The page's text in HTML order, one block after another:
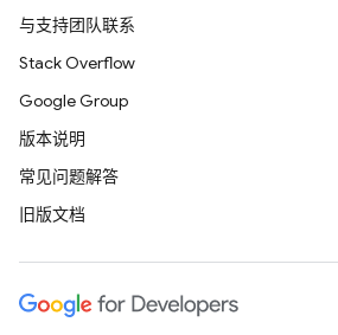
与支持团队联系
Stack Overflow
Google Group
版本说明
常见问题解答
旧版文档